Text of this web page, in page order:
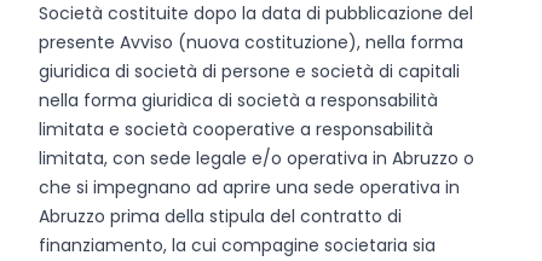
Società costituite dopo la data di pubblicazione del
presente Avviso (nuova costituzione), nella forma
giuridica di società di persone e società di capitali
nella forma giuridica di società a responsabilità
limitata e società cooperative a responsabilità
limitata, con sede legale e/o operativa in Abruzzo o
che si impegnano ad aprire una sede operativa in
Abruzzo prima della stipula del contratto di
finanziamento, la cui compagine societaria sia